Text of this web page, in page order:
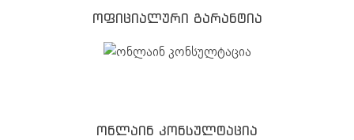
ოფიციალური გარანტია
ონლაინ კონსულტაცია